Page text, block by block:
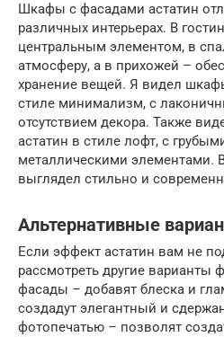
Шкафы с фасадами астатин
различных интерьерах. В
центральным элементом, в
атмосферу, а в прихожей –
хранение вещей. Я видел
стиле минимализм, с
отсутствием декора. Также
астатин в стиле лофт, с
металлическими элементами.
выглядел стильно и
Альтернативные
Если эффект астатин вам не
рассмотреть другие варианты
фасады – добавят блеска и
создадут элегантный и
фотопечатью – позволят